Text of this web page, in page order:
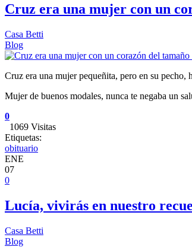
Cruz era una mujer con un
Casa Betti
Blog
Cruz era una mujer pequeñita, pero en su pecho,
Mujer de buenos modales, nunca te negaba un
0
1069 Visitas
Etiquetas:
obituario
ENE
07
0
Lucía, vivirás en nuestro
Casa Betti
Blog